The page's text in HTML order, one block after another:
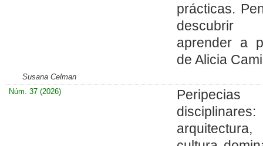
prácticas.
aprender a
de Alicia
Susana Celman
Núm. 37 (2026)
Peripecias
disciplinares:
arquitectura,